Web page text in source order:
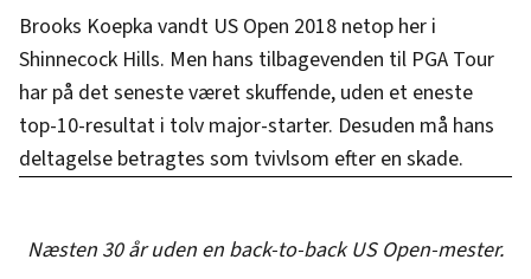
Brooks Koepka vandt US Open 2018 netop her i
Shinnecock Hills. Men hans tilbagevenden til PGA Tour
har på det seneste været skuffende, uden et eneste
top-10-resultat i tolv major-starter. Desuden må hans
deltagelse betragtes som tvivlsom efter en skade.
Næsten 30 år uden en back-to-back US Open-mester.